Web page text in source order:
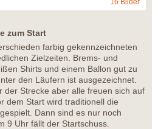
zum Start
farbig gekennzeichneten
Zielzeiten. Brems- und
Shirts und einem Ballon gut zu
den Läufern ist ausgezeichnet.
der Strecke aber alle freuen sich auf
dem Start wird traditionell die
Dann sind es nur noch
9 Uhr fällt der Startschuss.